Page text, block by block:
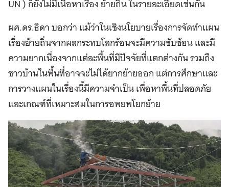
UN ) ก็ยังไม่มีเนื้อหาเรื่อง ย้ายถิ่น ในรายละเอียดเช่นกัน
ผศ.ดร.ธิดา บอกว่า แม้ว่าในเชิงนโยบายเรื่องการจัดทำแผน
เรื่องย้ายถิ่นจากผลกระทบโลกร้อนจะมีความซับซ้อน และมี
ความยากเนื่องจากแต่ละพื้นที่มีปัจจัยที่แตกต่างกัน รวมถึง
ชาวบ้านในพื้นที่อาจจะไม่ได้ยากย้ายออก แต่การศึกษาและ
การวางแผนในเรื่องนี้มีความจำเป็น เพื่อหาพื้นที่ปลอดภัย
และเกณฑ์ที่เหมาะสมในการอพยพโยกย้าย